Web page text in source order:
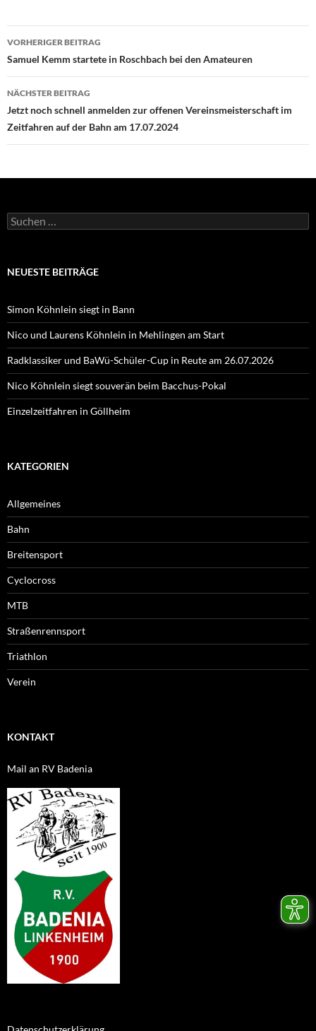
Beitragsnavigation
VORHERIGER BEITRAG
Samuel Kemm startete in Roschbach bei den Amateuren
NÄCHSTER BEITRAG
Jetzt noch schnell anmelden zur offenen Vereinsmeisterschaft im
Zeitfahren auf der Bahn am 17.07.2024
Suchen
nach:
NEUESTE BEITRÄGE
Simon Köhnlein siegt in Bann
Nico und Laurens Köhnlein in Mehlingen am Start
Radklassiker und BaWü-Schüler-Cup in Reute am 26.07.2026
Nico Köhnlein siegt souverän beim Bacchus-Pokal
Einzelzeitfahren in Göllheim
KATEGORIEN
Allgemeines
Bahn
Breitensport
Cyclocross
MTB
Straßenrennsport
Triathlon
Verein
KONTAKT
Mail an RV Badenia